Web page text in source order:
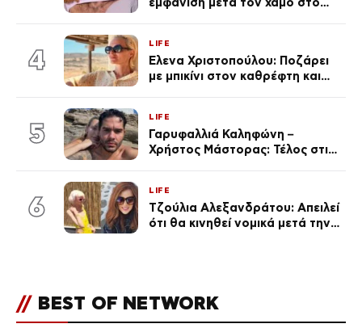
4
LIFE
Έλενα Χριστοπούλου: Ποζάρει
με μπικίνι στον καθρέφτη και
καθεμία…» (Βίντεο)
5
LIFE
Γαρυφαλλιά Καληφώνη –
Χρήστος Μάστορας: Τέλος στις
6
LIFE
Τζούλια Αλεξανδράτου: Απειλεί
ότι θα κινηθεί νομικά μετά την
// BEST OF NETWORK